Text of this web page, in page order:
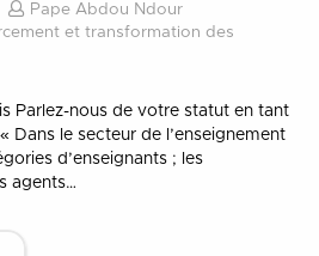
Pape Abdou Ndour
et transformation des
Parlez-nous de votre statut en tant
Dans le secteur de l’enseignement
d’enseignants ; les
agents…